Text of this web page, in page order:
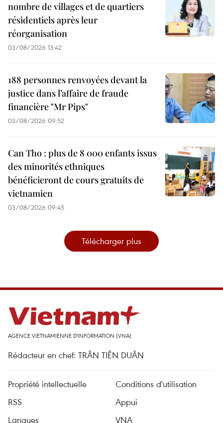
nombre de villages et de quartiers
résidentiels après leur
réorganisation
03/08/2026 13:42
188 personnes renvoyées devant la
justice dans l’affaire de fraude
financière "Mr Pips"
03/08/2026 09:52
Can Tho : plus de 8 000 enfants issus
des minorités ethniques
bénéficieront de cours gratuits de
vietnamien
03/08/2026 09:45
Télécharger plus
AGENCE VIETNAMIENNE D'INFORMATION (VNA)
Rédacteur en chef: TRÂN TIÊN DUÂN
Propriété intellectuelle
Conditions d'utilisation
RSS
Appui
Langues
VNA